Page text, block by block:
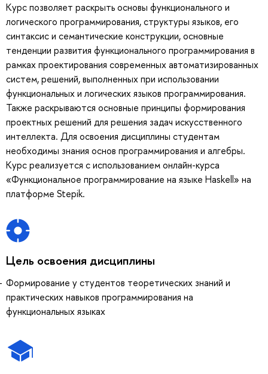
Курс позволяет раскрыть основы функционального и
логического программирования, структуры языков, его
синтаксис и семантические конструкции, основные
тенденции развития функционального программирования в
рамках проектирования современных автоматизированных
систем, решений, выполненных при использовании
функциональных и логических языков программирования.
Также раскрываются основные принципы формирования
проектных решений для решения задач искусственного
интеллекта. Для освоения дисциплины студентам
необходимы знания основ программирования и алгебры.
Курс реализуется с использованием онлайн-курса
«Функциональное программирование на языке Haskell» на
платформе Stepik.
Цель освоения дисциплины
Формирование у студентов теоретических знаний и
практических навыков программирования на
функциональных языках